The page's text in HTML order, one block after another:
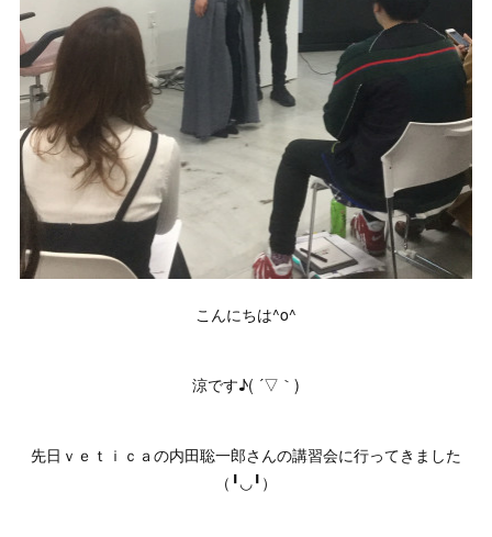
こんにちは^o^
涼です♪( ´▽｀)
先日ｖｅｔｉｃａの内田聡一郎さんの講習会に行ってきました
（╹◡╹）